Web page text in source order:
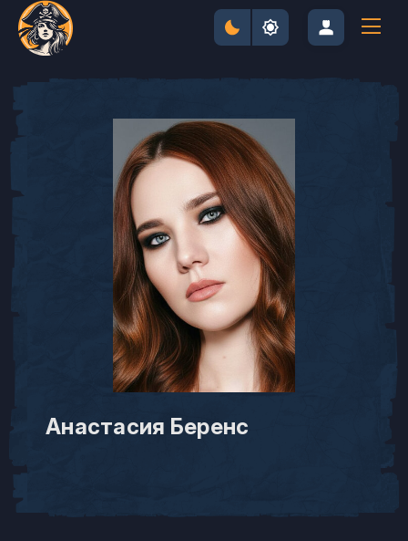
Анастасия Беренс